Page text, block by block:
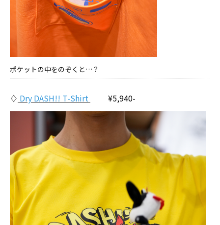
ポケットの中をのぞくと…？
♢ Dry DASH!! T-Shirt ¥5,940-